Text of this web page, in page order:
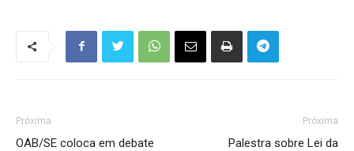
Próxima
OAB/SE coloca em debate
Próxima
Palestra sobre Lei da